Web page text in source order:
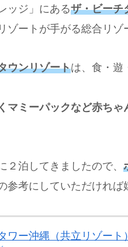
ッジ」にあるザ・ビーチ
ゾートが手がる総合リゾ
ウンリゾートは、食・遊
マミーパックなど赤ちゃ
２泊してきましたので、
参考にしていただければ
ワー沖縄（共立リゾート）